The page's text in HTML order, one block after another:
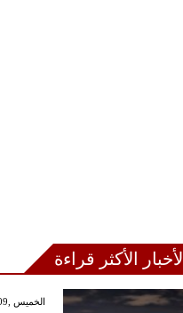
الأخبار الأكثر قراءة
GMT 01:33 2026 الخميس ,09 إبريل / نيسان